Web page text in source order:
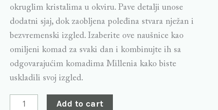
okruglim kristalima u okviru. Pave detalji unose
dodatni sjaj, dok zaobljena poleđina stvara nježan i
bezvremenski izgled. Izaberite ove naušnice kao
omiljeni komad za svaki dan i kombinujte ih sa
odgovarajućim komadima Millenia kako biste
uskladili svoj izgled.
Add to cart